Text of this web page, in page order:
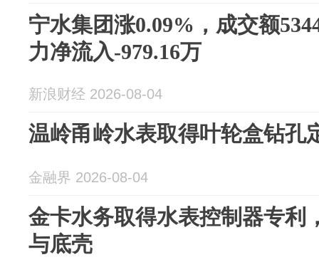
宁水集团涨0.09%，成交额
力净流入-979.16万
新浪财经 2026-08-04
温岭甬岭水表取得叶轮盒钻孔
金融界 2026-08-04
金卡水务取得水表控制器专利
与底壳